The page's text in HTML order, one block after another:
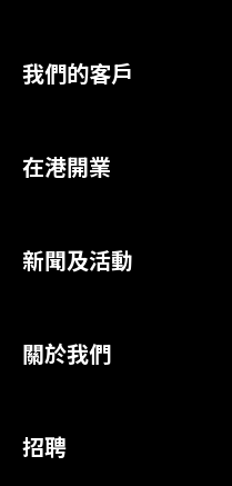
我們的客戶
在港開業
新聞及活動
關於我們
招聘